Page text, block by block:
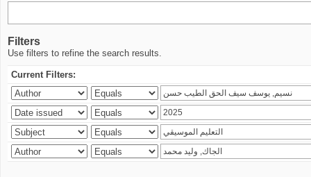
Filters
Use filters to refine the search results.
Current Filters: